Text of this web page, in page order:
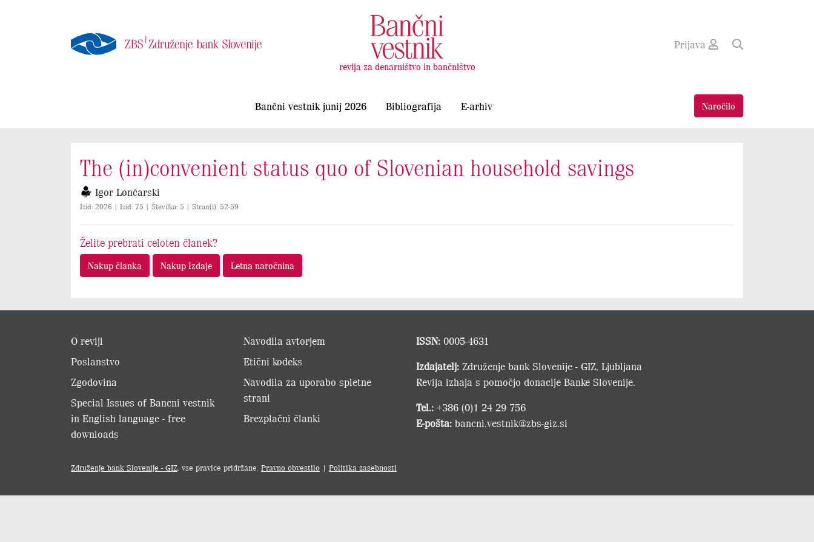
revija za denarništvo in bančništvo
Prijava
Bančni vestnik junij 2026 Bibliografija E-arhiv Naročilo
The (in)convenient status quo of Slovenian household savings
Igor Lončarski
Izid: 2026 | Izid: 75 | Številka: 5 | Stran(i): 52-59
Želite prebrati celoten članek?
Nakup članka Nakup Izdaje Letna naročnina
O reviji
Poslanstvo
Zgodovina
Special Issues of Bancni vestnik
in English language - free
downloads
Navodila avtorjem
Etični kodeks
Navodila za uporabo spletne
strani
Brezplačni članki
ISSN: 0005-4631
Izdajatelj: Združenje bank Slovenije - GIZ, Ljubljana
Revija izhaja s pomočjo donacije Banke Slovenije.
Tel.: +386 (0)1 24 29 756
E-pošta: bancni.vestnik@zbs-giz.si
Združenje bank Slovenije - GIZ, vse pravice pridržane. Pravno obvestilo | Politika zasebnosti